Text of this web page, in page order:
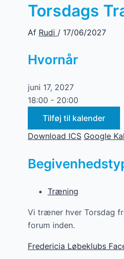
Torsdags
Af Rudi / 17/06/2027
Hvornår
juni 17, 2027
18:00 - 20:00
Tilføj til kalender
Download ICS Google
Træning
Vi træner hver Torsdag
forum inden.
Fredericia Løbeklubs